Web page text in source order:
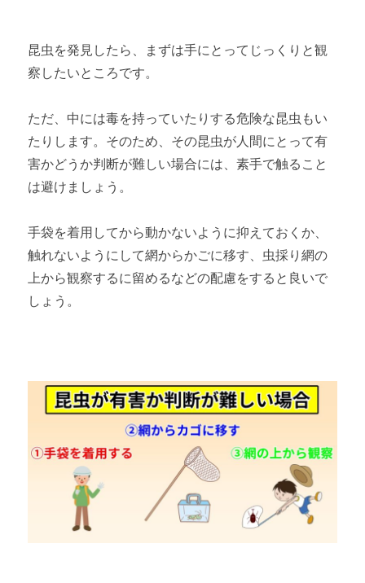
昆虫を発見したら、まずは手にとってじっくりと観
察したいところです。
ただ、中には毒を持っていたりする危険な昆虫もい
たりします。そのため、その昆虫が人間にとって有
害かどうか判断が難しい場合には、素手で触ること
は避けましょう。
手袋を着用してから動かないように抑えておくか、
触れないようにして網からかごに移す、虫採り網の
上から観察するに留めるなどの配慮をすると良いで
しょう。